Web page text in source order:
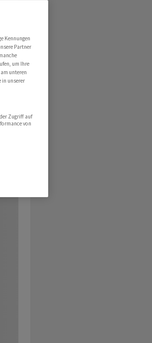
Kennungen
Partner
um Ihre
unteren
in unserer
Zugriff auf
von